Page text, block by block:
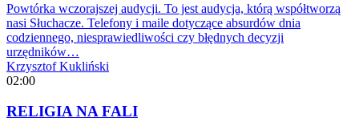
Powtórka wczorajszej audycji. To jest audycja, którą współtworzą
nasi Słuchacze. Telefony i maile dotyczące absurdów dnia
codziennego, niesprawiedliwości czy błędnych decyzji
urzędników…
Krzysztof Kukliński
02:00
RELIGIA NA FALI